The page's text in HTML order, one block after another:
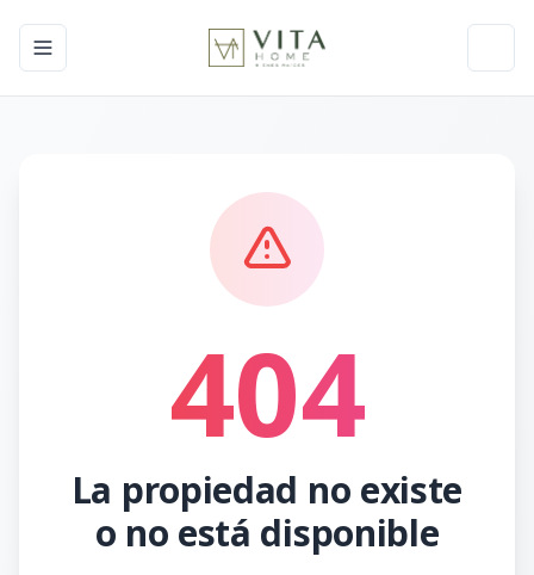
Toggle navigation menu
404
La propiedad no existe
o no está disponible